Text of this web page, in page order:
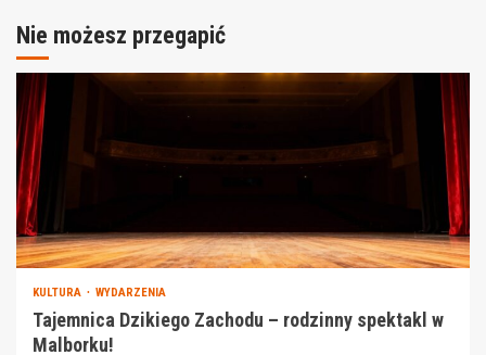
Nie możesz przegapić
KULTURA WYDARZENIA
Tajemnica Dzikiego Zachodu – rodzinny spektakl w
Malborku!